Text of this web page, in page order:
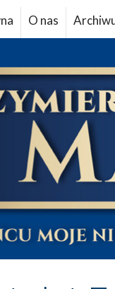
O nas